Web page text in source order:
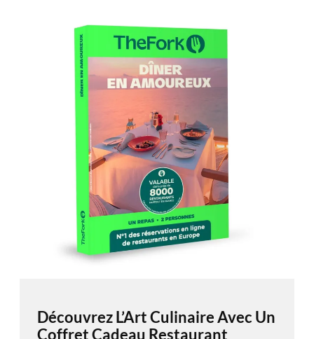
Découvrez L’Art Culinaire Avec Un
Coffret Cadeau Restaurant